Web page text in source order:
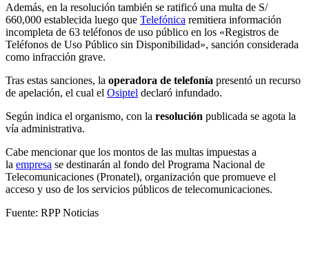
Además, en la resolución también se ratificó una multa de S/
660,000 establecida luego que Telefónica remitiera información
incompleta de 63 teléfonos de uso público en los «Registros de
Teléfonos de Uso Público sin Disponibilidad», sanción considerada
como infracción grave.
Tras estas sanciones, la operadora de telefonía presentó un recurso
de apelación, el cual el Osiptel declaró infundado.
Según indica el organismo, con la resolución publicada se agota la
vía administrativa.
Cabe mencionar que los montos de las multas impuestas a
la empresa se destinarán al fondo del Programa Nacional de
Telecomunicaciones (Pronatel), organización que promueve el
acceso y uso de los servicios públicos de telecomunicaciones.
Fuente: RPP Noticias